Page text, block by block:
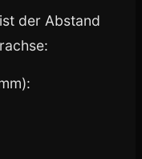
der Abstand